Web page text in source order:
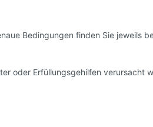
Bedingungen finden Sie jeweils
oder Erfüllungsgehilfen verursacht